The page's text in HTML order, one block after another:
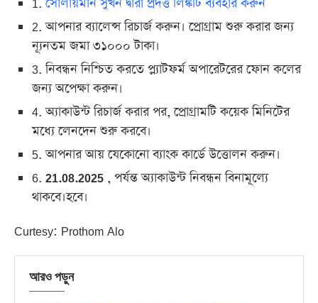
1.সোলায়মান সুখন দ্বারা প্রদত্ত লিঙ্কটি ব্যবহার করুন
2. আপনার ব্যালেন্স রিচার্জ করুন। প্রোগ্রাম শুরু করার জন্য
ন্যূনতম জমা ৩১০০০ টাকা।
3. নিবন্ধন নিশ্চিত করতে প্ল্যাটফর্ম অপারেটরের ফোন কলের
জন্য অপেক্ষা করুন।
4. অ্যাকাউন্ট রিচার্জ করার পর, প্রোগ্রামটি কয়েক মিনিটের
মধ্যে লেনদেন শুরু করবে।
5. আপনার আয় যেকোনো ব্যাংক কার্ডে উত্তোলন করুন।
6. 21.08.2025 , পর্যন্ত অ্যাকাউন্ট নিবন্ধন বিনামূল্যে
থাকবে।হবে।
Curtesy: Prothom Alo
আরও পড়ুন